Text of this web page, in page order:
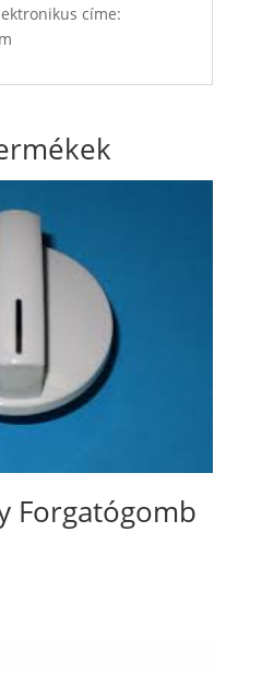
címe:
Forgatógomb